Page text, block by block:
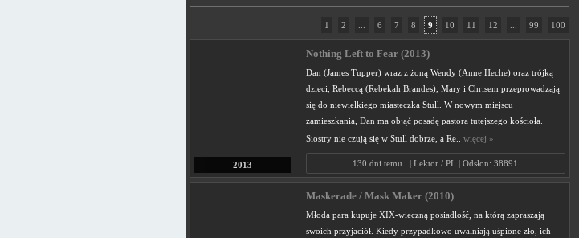
1 2 6 7 8 9 10 11 12 99 100
2013
Nothing Left to Fear (2013)
Dan (James Tupper) wraz z żoną Wendy (Anne Heche) oraz trójką
dzieci, Rebeccą (Rebekah Brandes), Mary i Chrisem przeprowadzają
się do niewielkiego miasteczka Stull. W nowym miejscu
zamieszkania, Dan ma objąć posadę pastora tutejszego kościoła.
Siostry nie czują się w Stull dobrze, a Re.. więcej »
130 dni temu.. | Lektor / PL | Odsłon: 38891
Maskerade / Mask Maker (2010)
Młoda para kupuje XIX-wieczną posiadłość, na którą zapraszają
swoich przyjaciół. Kiedy przypadkowo uwalniają uśpione zło, ich